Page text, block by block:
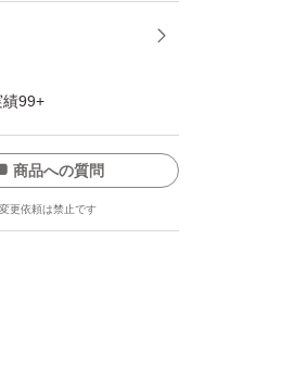
99+
商品への質問
更依頼は禁止です